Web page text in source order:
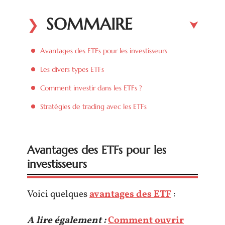
SOMMAIRE
Avantages des ETFs pour les investisseurs
Les divers types ETFs
Comment investir dans les ETFs ?
Stratégies de trading avec les ETFs
Avantages des ETFs pour les
investisseurs
Voici quelquesavantages des ETF:
A lire également :Comment ouvrir